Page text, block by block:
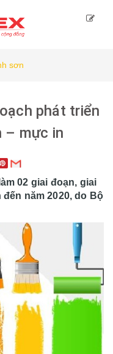
sơn
phát triển
– mực in
02 giai đoạn, giai
năm 2020, do Bộ